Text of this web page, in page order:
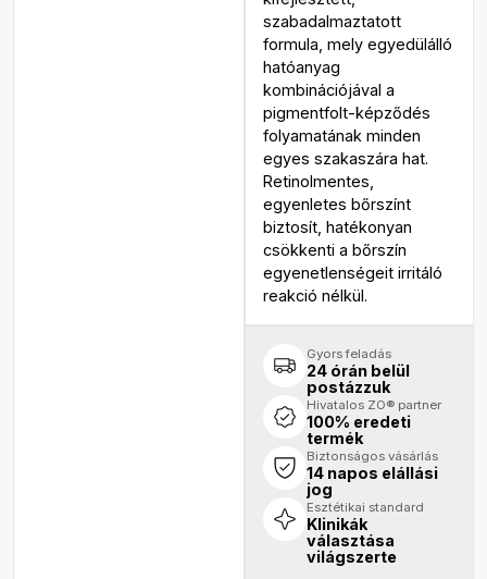
szabadalmaztatott
formula, mely egyedülálló
hatóanyag
kombinációjával a
pigmentfolt-képződés
folyamatának minden
egyes szakaszára hat.
Retinolmentes,
egyenletes bőrszínt
biztosít, hatékonyan
csökkenti a bőrszín
egyenetlenségeit irritáló
reakció nélkül.
Gyors feladás
24 órán belül
postázzuk
Hivatalos ZO® partner
100% eredeti
termék
Biztonságos vásárlás
14 napos elállási
jog
Esztétikai standard
Klinikák
választása
világszerte